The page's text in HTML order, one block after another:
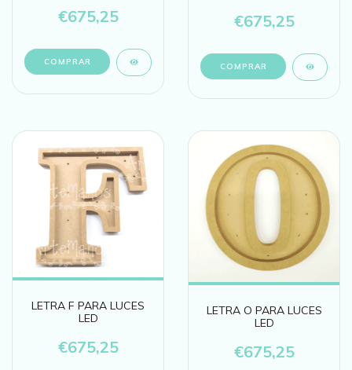
€675,25 €675,25
LETRA F PARA LUCES
LED
€675,25
LETRA O PARA LUCES
LED
€675,25